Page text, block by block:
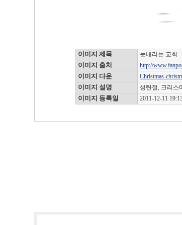
이미지 제목 눈내리는 교회
이미지 출처 http://
이미지 다운 Christmas-
이미지 설명 성탄절, 크리스
이미지 등록일 2011-12-11